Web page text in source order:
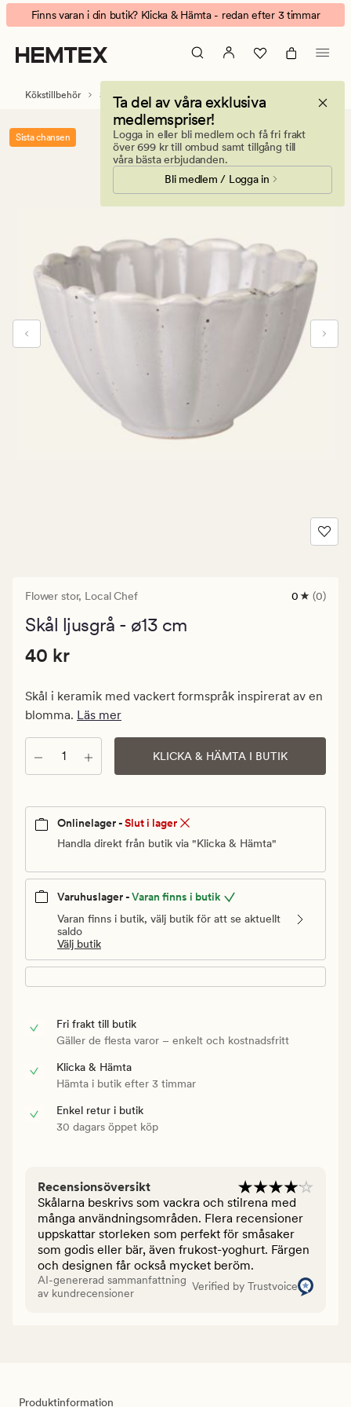
Flower
stor
skål
ljusgrå
Animerad
banner.
Klicka
på
att
pausa.
Finns varan i din butik? Klicka & Hämta - redan efter 3 timmar
Ta del av våra exklusiva
medlemspriser!
Logga in eller bli medlem och få fri frakt
över 699 kr till ombud samt tillgång till
våra bästa erbjudanden.
Bli medlem / Logga in
Kökstillbehör Servis Tallrikar & skålar
Sista chansen
Flower stor, Local Chef
0
0 (0)
Skål ljusgrå - ø13 cm
Pris
40
kr
Pris 40 kr
40 kr
Skål i keramik med vackert formspråk inspirerat av en
blomma. Läs mer
Antal KLICKA & HÄMTA I BUTIK
Onlinelager -Slut i lager
Handla direkt från butik via "Klicka & Hämta"
Varuhuslager -Varan finns i butik
Varan finns i butik, välj butik för att se aktuellt
saldo
Välj butik
Fri frakt till butik
Gäller de flesta varor – enkelt och kostnadsfritt
Klicka & Hämta
Hämta i butik efter 3 timmar
Enkel retur i butik
30 dagars öppet köp
Recensionsöversikt
Skålarna beskrivs som vackra och stilrena med
många användningsområden. Flera recensioner
uppskattar storleken som perfekt för småsaker
som godis eller bär, även frukost-yoghurt. Färgen
och designen får också mycket beröm.
AI-genererad sammanfattning
av kundrecensioner
Verified by Trustvoice
Produktinformation